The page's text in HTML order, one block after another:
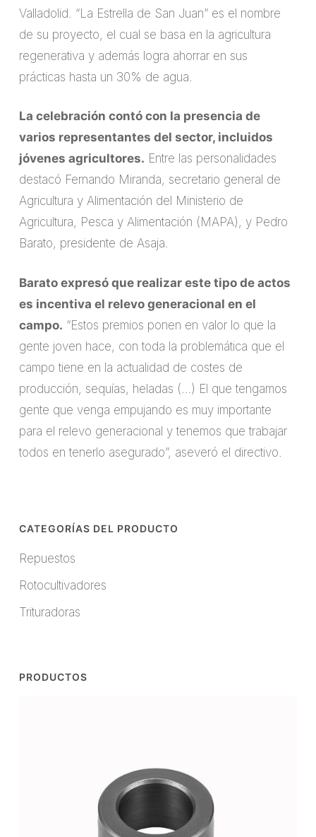
Valladolid. “La Estrella de San Juan” es el nombre
de su proyecto, el cual se basa en la agricultura
regenerativa y además logra ahorrar en sus
prácticas hasta un 30% de agua.
La celebración contó con la presencia de
varios representantes del sector, incluidos
jóvenes agricultores. Entre las personalidades
destacó Fernando Miranda, secretario general de
Agricultura y Alimentación del Ministerio de
Agricultura, Pesca y Alimentación (MAPA), y Pedro
Barato, presidente de Asaja.
Barato expresó que realizar este tipo de actos
es incentiva el relevo generacional en el
campo. “Estos premios ponen en valor lo que la
gente joven hace, con toda la problemática que el
campo tiene en la actualidad de costes de
producción, sequías, heladas (…) El que tengamos
gente que venga empujando es muy importante
para el relevo generacional y tenemos que trabajar
todos en tenerlo asegurado”, aseveró el directivo.
CATEGORÍAS DEL PRODUCTO
Repuestos
Rotocultivadores
Trituradoras
PRODUCTOS